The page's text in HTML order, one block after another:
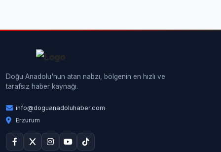
Doğu Anadolu'nun atan nabzı, bölgenin en hızlı ve
tarafsız haber kaynağı.
info@doguanadoluhaber.com
Erzurum